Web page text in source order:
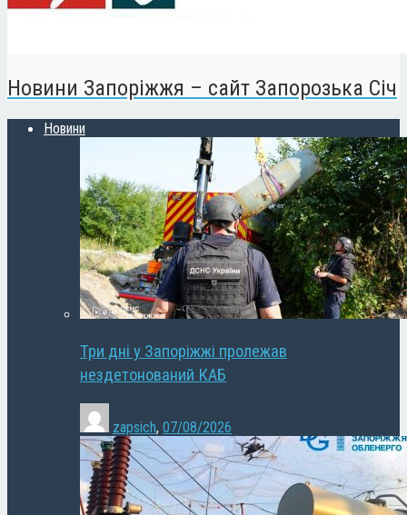
Новини Запоріжжя – сайт Запорозька Січ
Новини
Три дні у Запоріжжі пролежав
нездетонований КАБ
zapsich, 07/08/2026